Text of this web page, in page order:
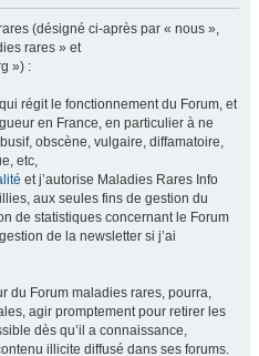
(désigné ci-après par « nous »,
rares » et
») :
qui régit le fonctionnement du Forum, et
en France, en particulier à ne
obscène, vulgaire, diffamatoire,
etc,
et j’autorise Maladies Rares Info
aux seules fins de gestion du
de statistiques concernant le Forum
de la newsletter si j’ai
du Forum maladies rares, pourra,
agir promptement pour retirer les
dès qu’il a connaissance,
illicite diffusé dans ses forums.